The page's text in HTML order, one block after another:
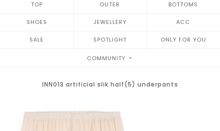
TOP OUTER BOTTOMS
SHOES JEWELLERY ACC
SALE SPOTLIGHT ONLY FOR YOU
COMMUNITY
INN013 artificial slik half(5) underpants